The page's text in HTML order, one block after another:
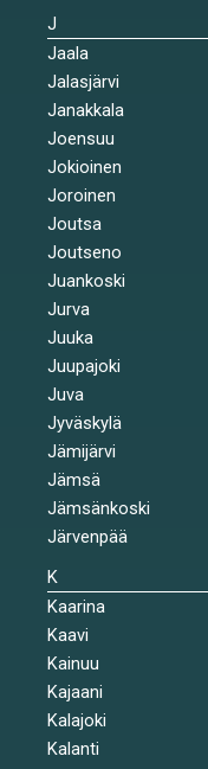
J
Jaala
Jalasjärvi
Janakkala
Joensuu
Jokioinen
Joroinen
Joutsa
Joutseno
Juankoski
Jurva
Juuka
Juupajoki
Juva
Jyväskylä
Jämijärvi
Jämsä
Jämsänkoski
Järvenpää
K
Kaarina
Kaavi
Kainuu
Kajaani
Kalajoki
Kalanti